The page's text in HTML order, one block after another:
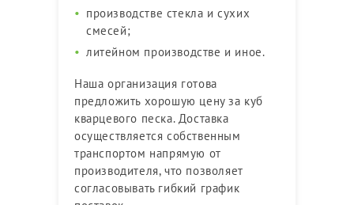
производстве стекла и сухих
смесей;
литейном производстве и иное.
Наша организация готова
предложить хорошую цену за куб
кварцевого песка. Доставка
осуществляется собственным
транспортом напрямую от
производителя, что позволяет
согласовывать гибкий график